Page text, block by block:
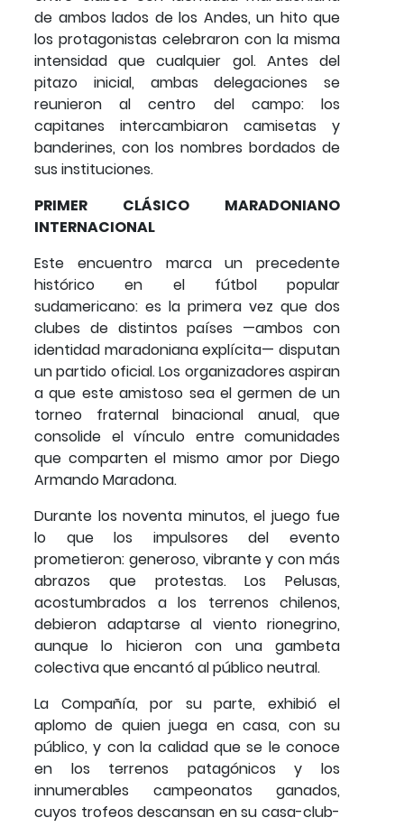
de ambos lados de los Andes, un hito que
los protagonistas celebraron con la misma
intensidad que cualquier gol. Antes del
pitazo inicial, ambas delegaciones se
reunieron al centro del campo: los
capitanes intercambiaron camisetas y
banderines, con los nombres bordados de
sus instituciones.
PRIMER CLÁSICO MARADONIANO
INTERNACIONAL
Este encuentro marca un precedente
histórico en el fútbol popular
sudamericano: es la primera vez que dos
clubes de distintos países —ambos con
identidad maradoniana explícita— disputan
un partido oficial. Los organizadores aspiran
a que este amistoso sea el germen de un
torneo fraternal binacional anual, que
consolide el vínculo entre comunidades
que comparten el mismo amor por Diego
Armando Maradona.
Durante los noventa minutos, el juego fue
lo que los impulsores del evento
prometieron: generoso, vibrante y con más
abrazos que protestas. Los Pelusas,
acostumbrados a los terrenos chilenos,
debieron adaptarse al viento rionegrino,
aunque lo hicieron con una gambeta
colectiva que encantó al público neutral.
La Compañía, por su parte, exhibió el
aplomo de quien juega en casa, con su
público, y con la calidad que se le conoce
en los terrenos patagónicos y los
innumerables campeonatos ganados,
cuyos trofeos descansan en su casa-club-